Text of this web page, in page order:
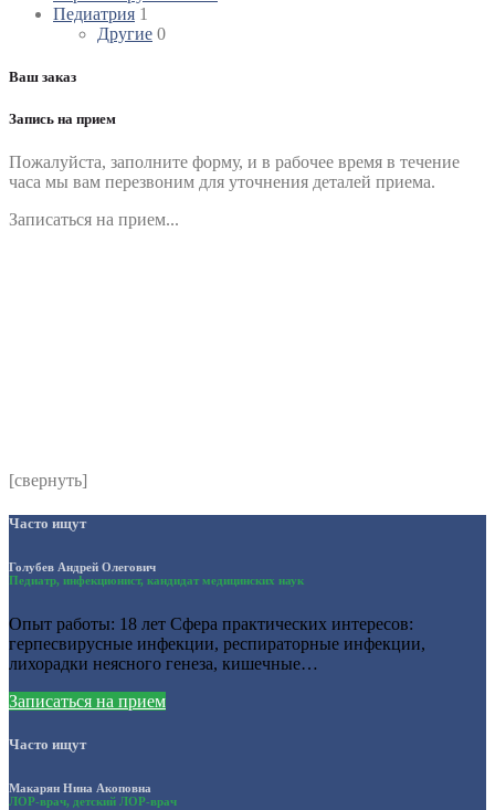
Педиатрия 1
Другие 0
Ваш заказ
Запись на прием
Пожалуйста, заполните форму, и в рабочее время в течение
часа мы вам перезвоним для уточнения деталей приема.
Записаться на прием...
[свернуть]
Часто ищут
Голубев Андрей Олегович
Педиатр, инфекционист, кандидат медицинских наук
Опыт работы: 18 лет Сфера практических интересов:
герпесвирусные инфекции, респираторные инфекции,
лихорадки неясного генеза, кишечные…
Записаться на прием
Часто ищут
Макарян Нина Акоповна
ЛОР-врач, детский ЛОР-врач